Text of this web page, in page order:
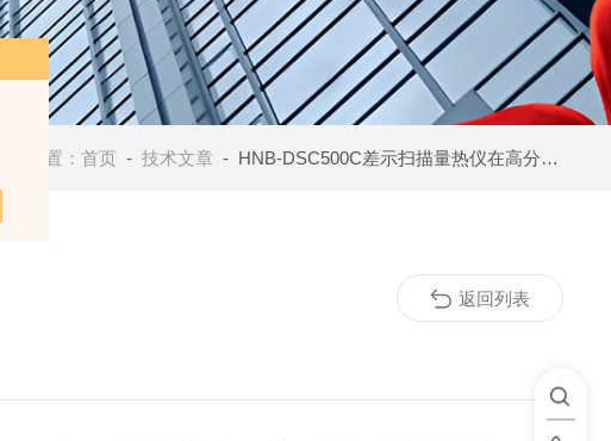
当前位置：首页 -技术文章 - HNB-DSC500C差示扫描量热仪在高分子材料中的应用
返回列表